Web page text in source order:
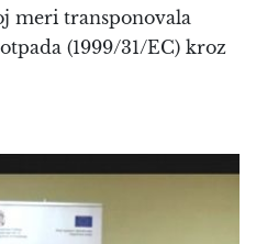
meri transponovala
(1999/31/EC) kroz